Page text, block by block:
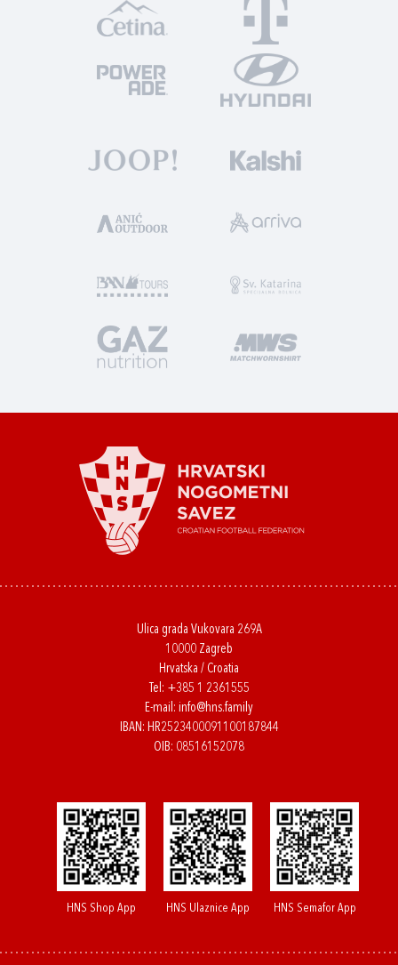
Ulica grada Vukovara 269A
10000 Zagreb
Hrvatska / Croatia
Tel: +385 1 2361555
E-mail: info@hns.family
IBAN: HR2523400091100187844
OIB: 08516152078
HNS Shop App HNS Ulaznice App HNS Semafor App